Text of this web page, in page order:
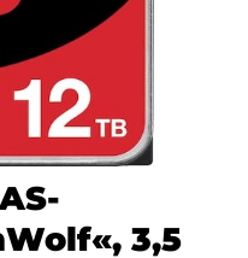
3,5